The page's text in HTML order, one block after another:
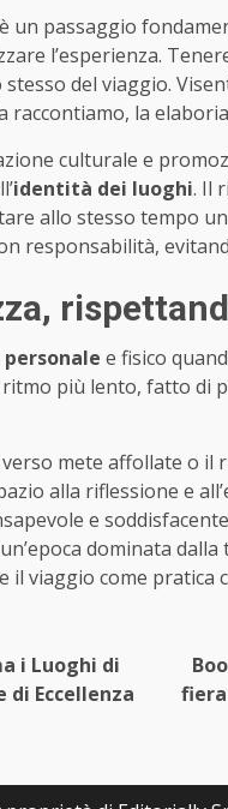
è un passaggio
l’esperienza.
del viaggio.
raccontiamo, la
culturale e
identità dei luoghi. Il
allo stesso tempo
responsabilità,
e fisico
più lento, fatto di
mete affollate o
alla riflessione e
e
dominata
viaggio come pratica
i Luoghi di
Eccellenza